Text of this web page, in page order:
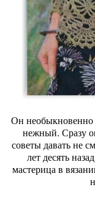
Он
нежный. Сразу
советы давать не
лет десять
мастерица в